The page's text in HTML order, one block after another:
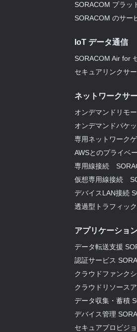
SORACOM プラッ
SORACOM のサー
IoT データ通信
SORACOM Air for
セキュアリンクサ
ネットワークサ
オンデマンドリモ
オンデマンドパケ
専用ネットワーク
AWSとのプライベ
専用線接続
仮想専用線接続
デバイスLAN接続
透過型トラフィッ
アプリケーショ
データ転送支援
認証サービス
クラウドファンク
クラウドリソース
データ収集・蓄積
デバイス管理
セキュアプロビジ